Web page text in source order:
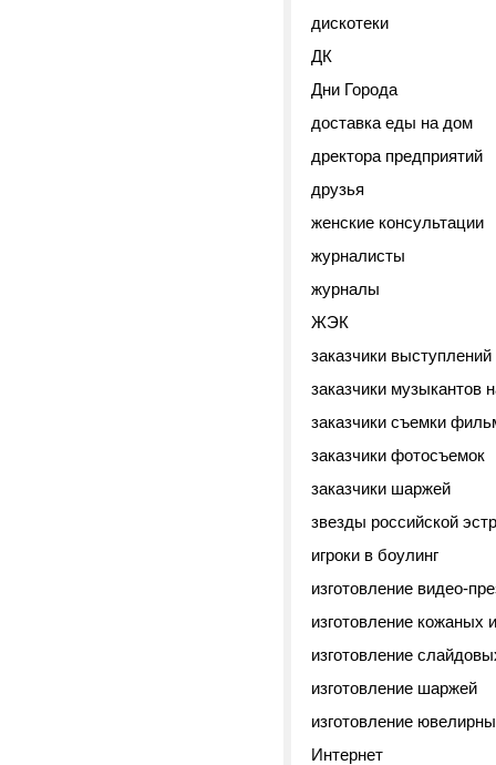
дискотеки
ДК
Дни Города
доставка еды на дом
дректора предприятий
друзья
женские консультации
журналисты
журналы
ЖЭК
заказчики
заказчики музыкантов
заказчики съемки
заказчики фотосъемок
заказчики шаржей
звезды российской
игроки в боулинг
изготовление видео-
изготовление кожаных
изготовление
изготовление шаржей
изготовление
Интернет